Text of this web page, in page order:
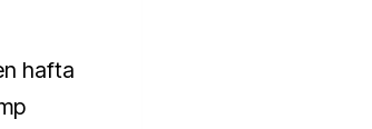
hafta